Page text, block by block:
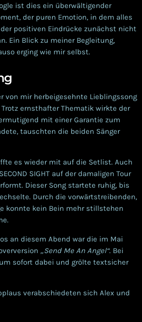
ist dies ein überwältigender
der puren Emotion, in dem alles
positiven Eindrücke zunächst nicht
Ein Blick zu meiner Begleitung,
erging wie mir selbst.
von mir herbeigesehnte Lieblingssong
Trotz ernsthafter Thematik wirkte der
mit einer Garantie zum
tauschten die beiden Sänger
es wieder mit auf die Setlist. Auch
SIGHT auf der damaligen Tour
Dieser Song startete ruhig, bis
Durch die vorwärtstreibenden,
konnte kein Bein mehr stillstehen
an diesem Abend war die im Mai
„Send Me An Angel“. Bei
sofort dabei und grölte textsicher
verabschiedeten sich Alex und